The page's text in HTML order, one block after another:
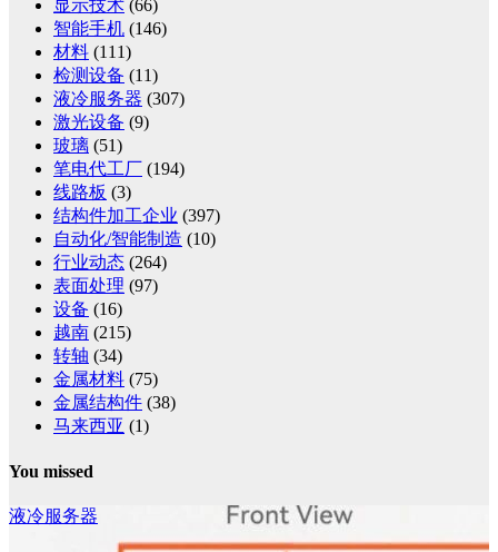
显示技术 (66)
智能手机 (146)
材料 (111)
检测设备 (11)
液冷服务器 (307)
激光设备 (9)
玻璃 (51)
笔电代工厂 (194)
线路板 (3)
结构件加工企业 (397)
自动化/智能制造 (10)
行业动态 (264)
表面处理 (97)
设备 (16)
越南 (215)
转轴 (34)
金属材料 (75)
金属结构件 (38)
马来西亚 (1)
You missed
液冷服务器